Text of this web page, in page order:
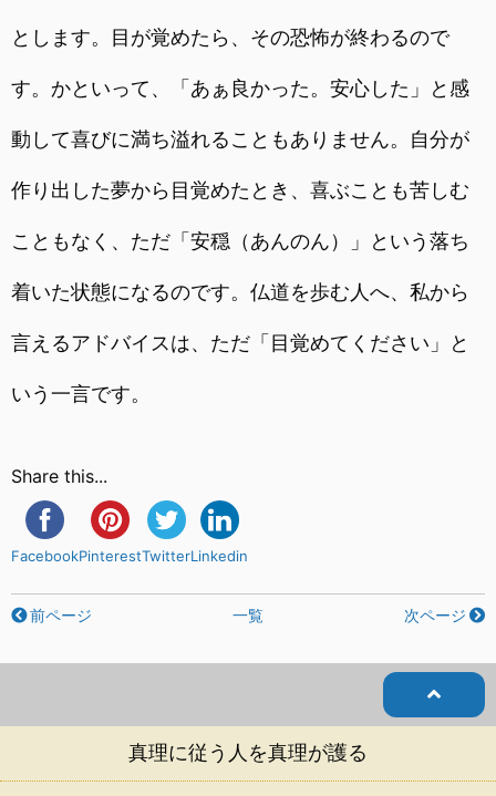
とします。目が覚めたら、その恐怖が終わるので
す。かといって、「あぁ良かった。安心した」と感
動して喜びに満ち溢れることもありません。自分が
作り出した夢から目覚めたとき、喜ぶことも苦しむ
こともなく、ただ「安穏（あんのん）」という落ち
着いた状態になるのです。仏道を歩む人へ、私から
言えるアドバイスは、ただ「目覚めてください」と
いう一言です。
Share this...
FacebookPinterestTwitterLinkedin
前ページ 一覧 次ページ
真理に従う人を真理が護る